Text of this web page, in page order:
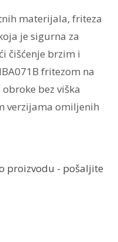
materijala, friteza
je sigurna za
čišćenje brzim i
fritezom na
bez viška
verzijama omiljenih
proizvodu - pošaljite